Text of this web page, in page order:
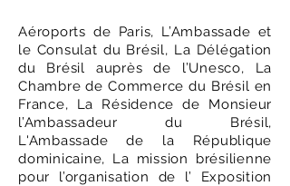
Aéroports de Paris, L’Ambassade et
le Consulat du Brésil, La Délégation
du Brésil auprès de l’Unesco, La
Chambre de Commerce du Brésil en
France, La Résidence de Monsieur
l’Ambassadeur du Brésil,
L'Ambassade de la République
dominicaine, La mission brésilienne
pour l’organisation de l’ Exposition